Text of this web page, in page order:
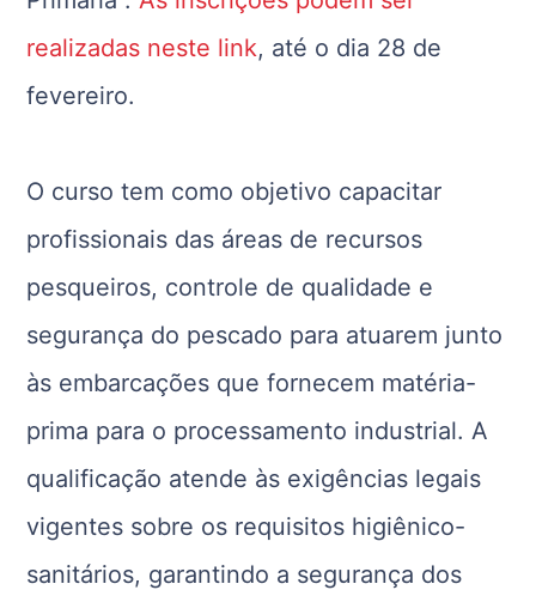
realizadas neste link, até o dia 28 de
fevereiro.
O curso tem como objetivo capacitar
profissionais das áreas de recursos
pesqueiros, controle de qualidade e
segurança do pescado para atuarem junto
às embarcações que fornecem matéria-
prima para o processamento industrial. A
qualificação atende às exigências legais
vigentes sobre os requisitos higiênico-
sanitários, garantindo a segurança dos